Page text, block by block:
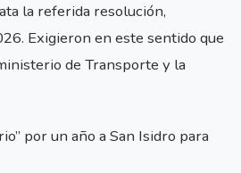
la referida resolución,
Exigieron en este sentido que
de Transporte y la
por un año a San Isidro para